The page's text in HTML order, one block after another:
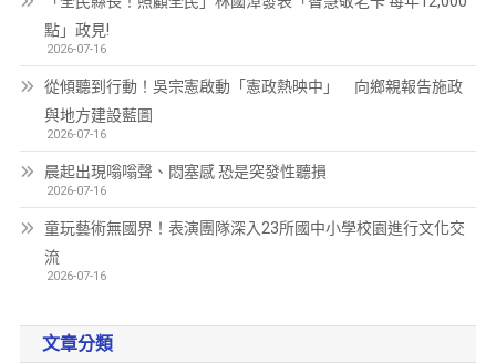
點」政見!
2026-07-16
從傾聽到行動！吳宗憲啟動「憲政熱映中」 向鄉親報告施政
與地方建設藍圖
2026-07-16
晨起出現嗡嗡聲、悶塞感 恐是突發性聽損
2026-07-16
童玩藝術無國界！表演團隊深入23所國中小學校園進行文化交
流
2026-07-16
文章分類